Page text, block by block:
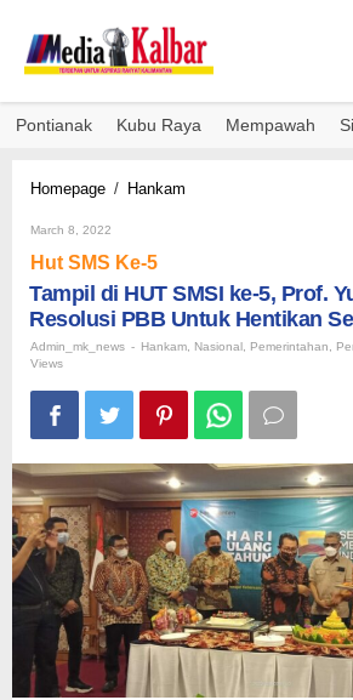
content
Pontianak Kubu Raya Mempawah
Homepage / Hankam
5,
Prof.
Yuddy
PBB
Untuk
Serangan
Rusia
March 8, 2022
Hut SMS Ke-5
Tampil di HUT SMSI ke-5, Prof.
Resolusi PBB Untuk Hentikan
Admin_mk_news - Hankam Nasional Pemerintahan
Views